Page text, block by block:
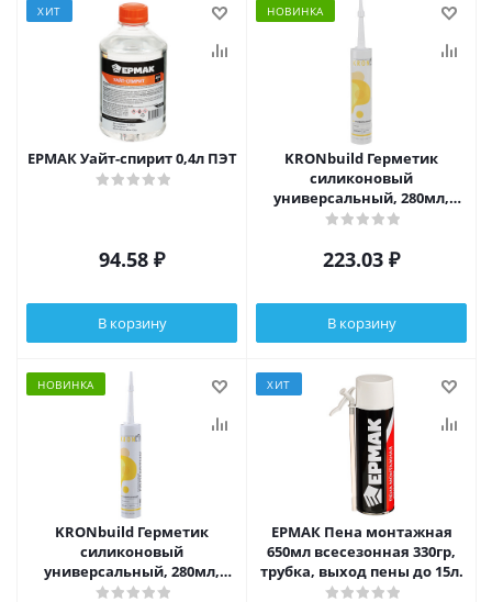
ХИТ
ЕРМАК Уайт-спирит 0,4л ПЭТ
94.58 ₽
В корзину
НОВИНКА
KRONbuild Герметик
силиконовый
универсальный, 280мл,
белый
223.03 ₽
В корзину
НОВИНКА
KRONbuild Герметик
силиконовый
универсальный, 280мл,
прозрачный
ХИТ
ЕРМАК Пена монтажная
650мл всесезонная 330гр,
трубка, выход пены до 15л.